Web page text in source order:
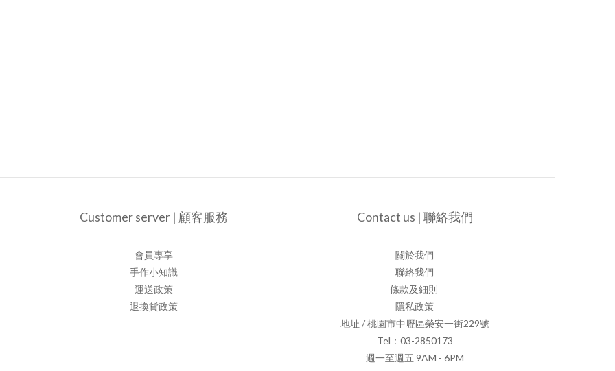
Customer server | 顧客服務
會員專享
手作小知識
運送政策
退換貨政策
Contact us | 聯絡我們
關於我們
聯絡我們
條款及細則
隱私政策
地址 / 桃園市中壢區榮安一街229號
Tel：03-2850173
週一至週五 9AM - 6PM